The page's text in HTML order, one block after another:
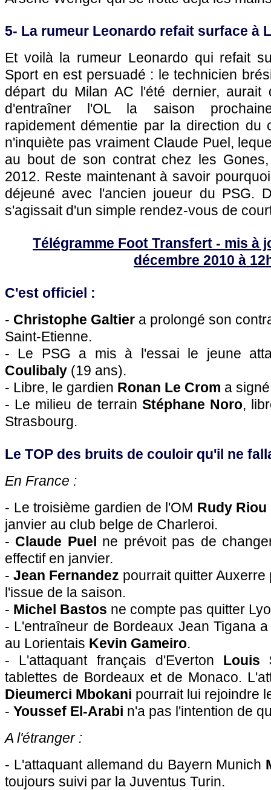
5- La rumeur Leonardo refait surface à
Et voilà la rumeur Leonardo qui refait
Sport en est persuadé : le technicien
départ du Milan AC l'été dernier, aurait
d'entraîner l'OL la saison
rapidement démentie par la direction du
n'inquiète pas vraiment Claude Puel,
au bout de son contrat chez les
2012. Reste maintenant à savoir
déjeuné avec l'ancien joueur du PSG.
s'agissait d'un simple rendez-vous de
Télégramme Foot Transfert - mis à
décembre 2010 à
C'est officiel :
- Christophe Galtier a prolongé son
Saint-Etienne.
- Le PSG a mis à l'essai le jeune
Coulibaly (19 ans).
- Libre, le gardien Ronan Le Crom a
- Le milieu de terrain Stéphane Noro,
Strasbourg.
Le TOP des bruits de couloir qu'il ne
En France :
- Le troisième gardien de l'OM Rudy Riou
janvier au club belge de Charleroi.
- Claude Puel ne prévoit pas de
effectif en janvier.
- Jean Fernandez pourrait quitterAuxerre
l'issue de la saison.
- Michel Bastos ne compte pas quitter
- L'entraîneur de Bordeaux Jean Tigana
au Lorientais Kevin Gameiro.
- L'attaquant français d'Everton Louis
tablettes de Bordeaux et de Monaco.
Dieumerci Mbokani pourrait lui rejoindre
- Youssef El-Arabi n'a pas l'intention de
A l'étranger :
- L'attaquant allemand du Bayern Munich
toujours suivi par la Juventus Turin.